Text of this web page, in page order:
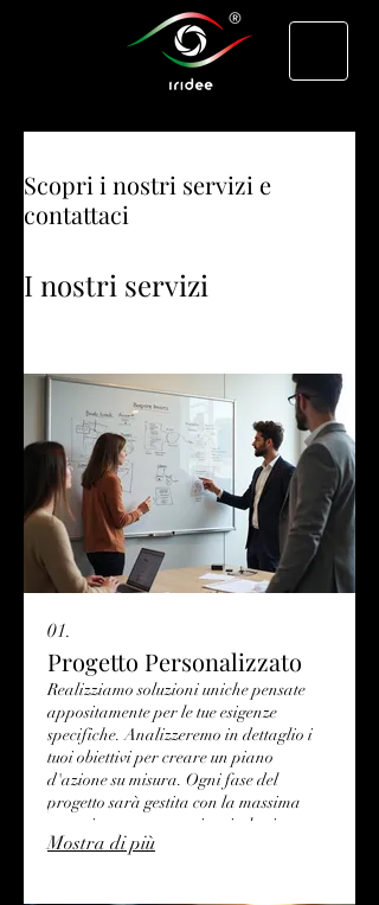
Scopri i nostri servizi e
contattaci
I nostri servizi
01.
Progetto Personalizzato
Realizziamo soluzioni uniche pensate
appositamente per le tue esigenze
specifiche. Analizzeremo in dettaglio i
tuoi obiettivi per creare un piano
d'azione su misura. Ogni fase del
progetto sarà gestita con la massima
attenzione per garantire risultati
eccellenti. Trasformiamo le tue idee in
Mostra di più